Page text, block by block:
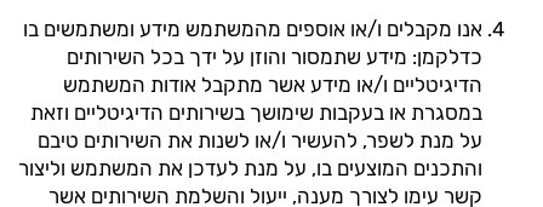
אנו מקבלים ו/או אוספים מהמשתמש מידע ומשתמשים בו
כדלקמן: מידע שתמסור והוזן על ידך בכל השירותים
הדיגיטליים ו/או מידע אשר מתקבל אודות המשתמש
במסגרת או בעקבות שימושך בשירותים הדיגיטליים וזאת
על מנת לשפר, להעשיר ו/או לשנות את השירותים טיבם
והתכנים המוצעים בו, על מנת לעדכן את המשתמש וליצור
קשר עימו לצורך מענה, ייעול והשלמת השירותים אשר